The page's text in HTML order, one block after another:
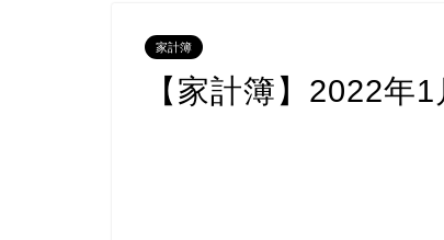
家計簿
【家計簿】2022年1